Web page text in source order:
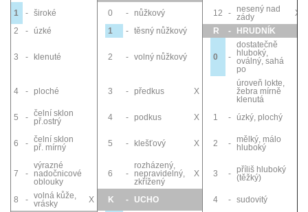
1 - široké 0 - nůžkový 12 -
nesený nad
zády
X
2
- úzké 1 - těsný nůžkový R - HRUDNÍK
3 - klenuté 2 - volný nůžkový 0 -
dostatečně
hluboký,
oválný, sahá
po
4 - ploché 3 - předkus X
úroveň lokte,
žebra mírně
klenutá
5
- čelní sklon
př.ostrý
4 - podkus X 1 - úzký, plochý
6 - čelní sklon
př. mírný
5 - klešťový X 2 -
mělký, málo
hluboký
7 -
výrazné
nadočnicové
oblouky
6 -
rozházený,
nepravidelný,
zkřížený
X 3 - příliš hluboký
(těžký)
8 - volná kůže,
vrásky
X K - UCHO 4 - sudovitý